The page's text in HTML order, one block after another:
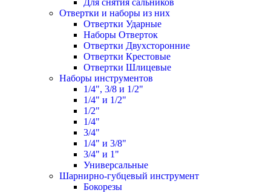
Для снятия сальников
Отвертки и наборы из них
Отвертки Ударные
Наборы Отверток
Отвертки Двухсторонние
Отвертки Крестовые
Отвертки Шлицевые
Наборы инструментов
1/4", 3/8 и 1/2"
1/4" и 1/2"
1/2"
1/4"
3/4"
1/4" и 3/8"
3/4" и 1"
Универсальные
Шарнирно-губцевый инструмент
Бокорезы